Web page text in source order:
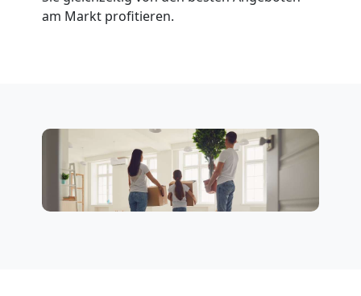
am Markt profitieren.
Büroumzug
Expressumzug
Feldkirch